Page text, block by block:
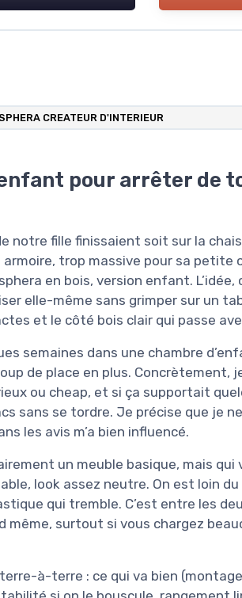
CREATEUR D'INTERIEUR
pour arrêter de
notre fille finissaient soit sur la
trop massive pour sa petite
en bois, version enfant. L’idée,
elle-même sans grimper sur un
et le côté bois clair qui passe
semaines dans une chambre
de place en plus. Concrètement,
ou cheap, et si ça supportait
sans se tordre. Je précise que je
les avis m’a bien influencé.
un meuble basique, mais
look assez neutre. On est loin
qui tremble. C’est entre les
même, surtout si vous chargez
à-terre : ce qui va bien